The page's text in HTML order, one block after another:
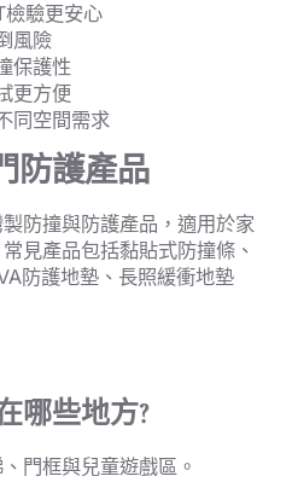
檢驗更安心
風險
保護性
更方便
同空間需求
防護產品
防撞與防護產品，適用於家
見產品包括黏貼式防撞條、
防護地墊、長照緩衝地墊
哪些地方?
門框與兒童遊戲區。